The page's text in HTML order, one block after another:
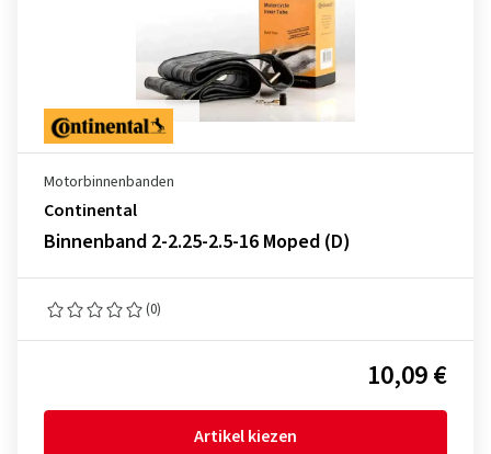
Motorbinnenbanden
Continental
Binnenband 2-2.25-2.5-16 Moped (D)
(0)
10,09 €
Artikel kiezen